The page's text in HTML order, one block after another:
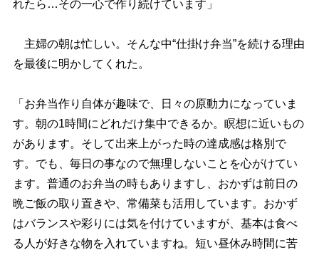
れたら…その一心で作り続けています」
主婦の朝は忙しい。そんな中“仕掛け弁当”を続ける理由
を最後に明かしてくれた。
「お弁当作り自体が趣味で、日々の原動力になっていま
す。朝の1時間にどれだけ集中できるか。瞑想に近いもの
があります。そして出来上がった時の達成感は格別で
す。でも、毎日の事なので無理しないことを心がけてい
ます。普通のお弁当の時もありますし、おかずは前日の
晩ご飯の取り置きや、常備菜も活用しています。おかず
はバランスや彩りには気を付けていますが、基本は食べ
る人が好きな物を入れていますね。短い昼休み時間に苦